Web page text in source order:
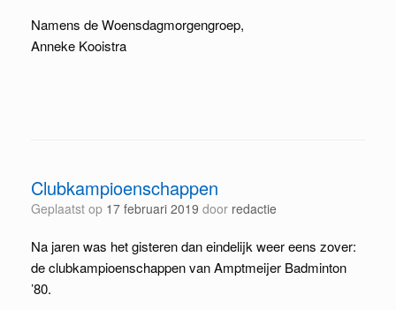
Namens de Woensdagmorgengroep,
Anneke Kooistra
Clubkampioenschappen
Geplaatst op 17 februari 2019 door redactie
Na jaren was het gisteren dan eindelijk weer eens zover:
de clubkampioenschappen van Amptmeijer Badminton
’80.